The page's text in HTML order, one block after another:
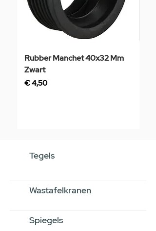
Rubber Manchet 40x32 Mm
Zwart
Prijs
€ 4,50
Tegels
Wastafelkranen
Spiegels